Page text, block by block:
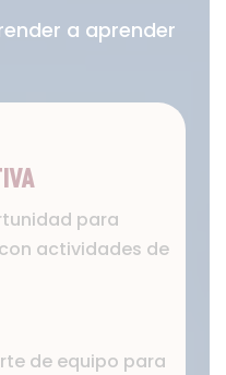
a aprender
para
actividades de
de equipo para